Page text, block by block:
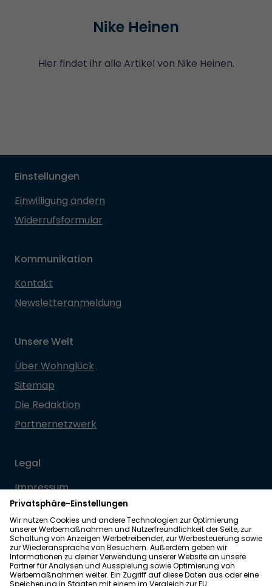
Nike Heinen
Hier findet ihr alle Artikel von Nike Heinen.
Einstellungen
Einwilligung ändern
Widerrufsformular
Kommunikation
Kontakt
Newsletteranmeldung
Unsere Welt
Über Wohnglück
Sitemap
Die Redaktion
Partnernetzwerk
Legal
Impressum
Datenschutz
Allgemeine Geschäftsbedingungen
Barrierefreiheit